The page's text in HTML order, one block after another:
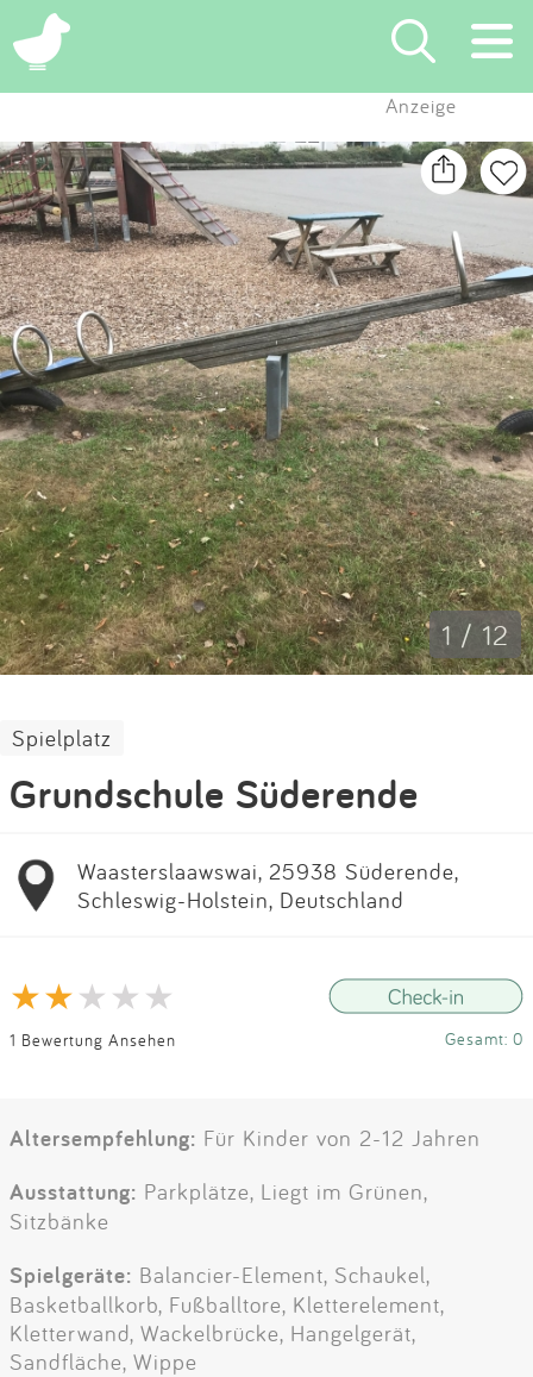
×
Suchen
Eintragen
App
Blog
Partner
Kontakt
Impressum
Anmelden
Anzeige
1 / 12
Spielplatz
Grundschule Süderende
Waasterslaawswai, 25938 Süderende,
Schleswig-Holstein, Deutschland
1 Bewertung Ansehen Gesamt: 0
Altersempfehlung: Für Kinder von 2-12 Jahren
Ausstattung: Parkplätze, Liegt im Grünen,
Sitzbänke
Spielgeräte: Balancier-Element, Schaukel,
Basketballkorb, Fußballtore, Kletterelement,
Kletterwand, Wackelbrücke, Hangelgerät,
Sandfläche, Wippe